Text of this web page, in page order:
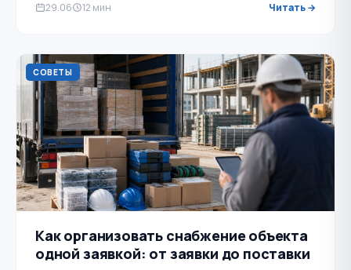
29.06 12 мин Читать →
СОВЕТЫ
Как организовать снабжение объекта
одной заявкой: от заявки до поставки